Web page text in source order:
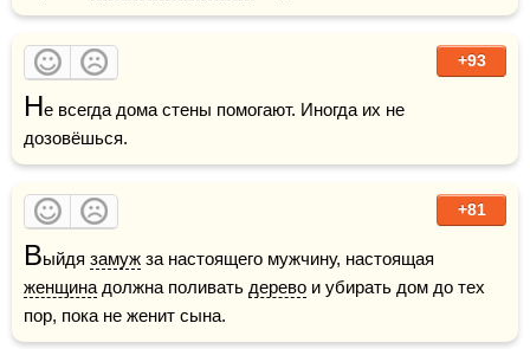
+93
Не всегда дома стены помогают. Иногда их не
дозовёшься.
+81
Выйдя замуж
женщина должна поливать дерево и убирать дом до тех
пор, пока не женит сына.